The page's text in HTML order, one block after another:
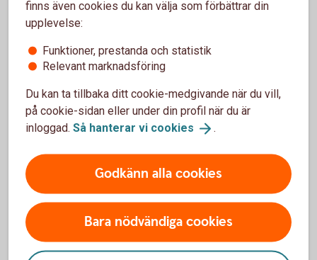
Försäkringsgivare
Swedbank Försäkring AB
Välj innehåll i pensionsplanen
Pensionssparande
Sjukförsäkring företag
Olycksfallsförsäkring
finns även cookies du kan välja som förbättrar din
upplevelse:
Funktioner, prestanda och statistik
Relevant marknadsföring
Du kan ta tillbaka ditt cookie-medgivande när du vill,
på cookie-sidan eller under din profil när du är
inloggad. Så hanterar vi cookies .
Godkänn alla cookies
Bara nödvändiga cookies